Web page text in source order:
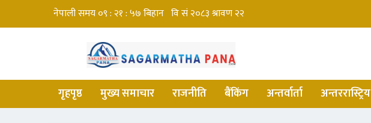
गृहपृष्ठ मुख्य समाचार राजनीति बैंकिंग अन्तर्वार्ता अन्तररास्ट्रिय